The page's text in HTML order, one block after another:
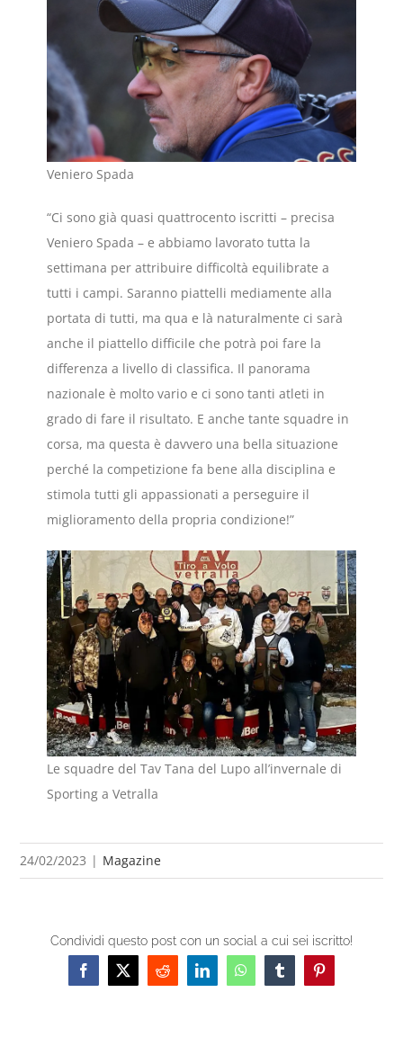
Veniero Spada
“Ci sono già quasi quattrocento iscritti – precisa
Veniero Spada – e abbiamo lavorato tutta la
settimana per attribuire difficoltà equilibrate a
tutti i campi. Saranno piattelli mediamente alla
portata di tutti, ma qua e là naturalmente ci sarà
anche il piattello difficile che potrà poi fare la
differenza a livello di classifica. Il panorama
nazionale è molto vario e ci sono tanti atleti in
grado di fare il risultato. E anche tante squadre in
corsa, ma questa è davvero una bella situazione
perché la competizione fa bene alla disciplina e
stimola tutti gli appassionati a perseguire il
miglioramento della propria condizione!”
Le squadre del Tav Tana del Lupo all’invernale di
Sporting a Vetralla
24/02/2023 | Magazine
Condividi questo post con un social a cui sei iscritto!
Facebook
X RedditLinkedInWhatsAppTumblrPinterest